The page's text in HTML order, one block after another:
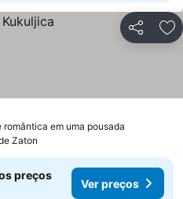
Partilhar
em uma pousada
Zaton
preços
Ver preços